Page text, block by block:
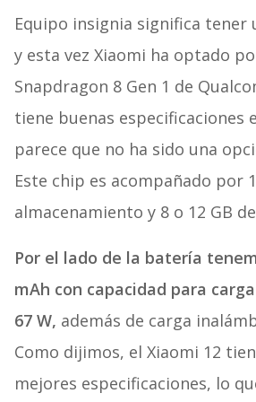
Equipo insignia significa tener
y esta vez Xiaomi ha optado
Snapdragon 8 Gen 1 de
tiene buenas especificaciones
parece que no ha sido una
Este chip es acompañado por
almacenamiento y 8 o 12 GB
Por el lado de la batería
mAh con capacidad para
67 W, además de carga
Como dijimos, el Xiaomi 12
mejores especificaciones, lo